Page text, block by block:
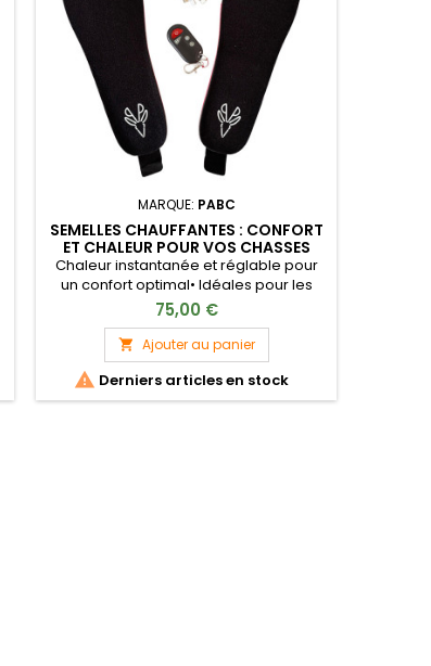
MARQUE: PABC
SEMELLES CHAUFFANTES : CONFORT
ET CHALEUR POUR VOS CHASSES
PABC
Chaleur instantanée et réglable pour
un confort optimal• Idéales pour les
sorties prolongées en extérieur•
S'adaptent à toutes les pointures•
Faciles à utiliser avec une
télécommande• Rechargeables pour
une utilisation durable• Matériaux
résistants et imperméables Taille S: du
75,00 €
 Ajouter au panier
 Derniers articles en stock